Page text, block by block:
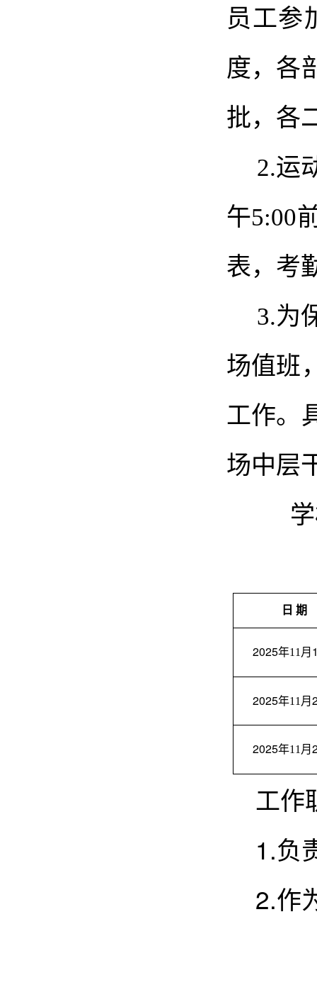
员工参
度，各
批，各
2.运
午5:00
表，考
3.为
场值班
工作。
场中层
日 期
2025年11月
2025年11月
2025年11月
工作
1.负
2.作